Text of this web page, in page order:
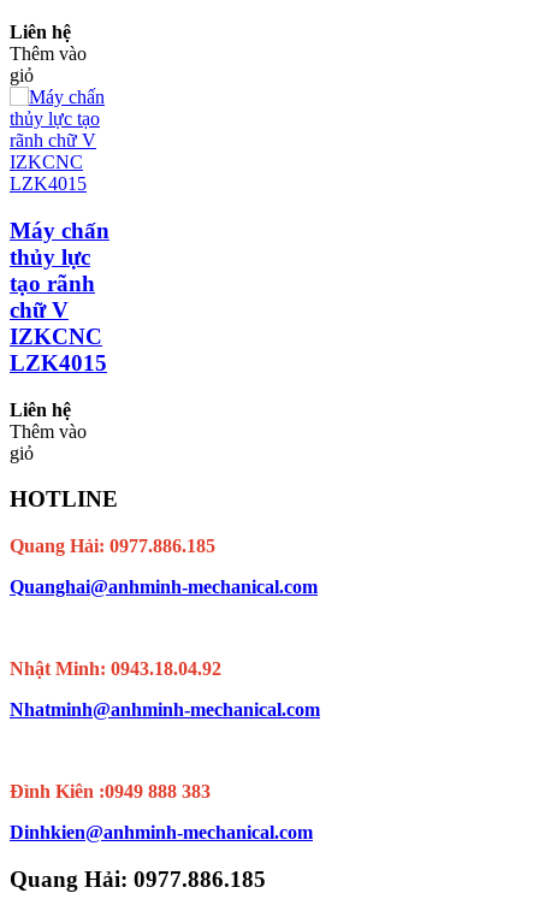
Liên hệ
Thêm vào
giỏ
Máy chấn
thủy lực
tạo rãnh
chữ V
IZKCNC
LZK4015
Liên hệ
Thêm vào
giỏ
HOTLINE
Quang Hải: 0977.886.185
Quanghai@anhminh-mechanical.com
Nhật Minh: 0943.18.04.92
Nhatminh@anhminh-mechanical.com
Đình Kiên :0949 888 383
Dinhkien@anhminh-mechanical.com
Quang Hải: 0977.886.185